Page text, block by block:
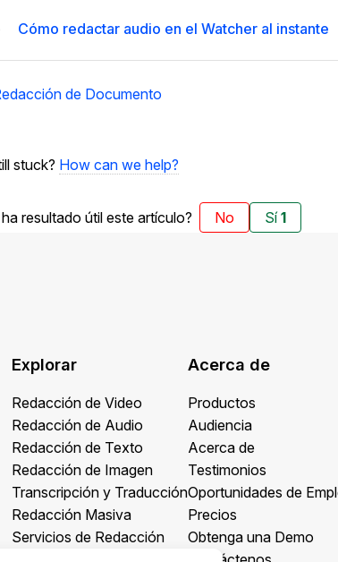
Cómo redactar audio en el Watcher al instante
de Documento
stuck? How can we help?
resultado útil este artículo? No Sí1
Explorar
Redacción de Video
Redacción de Audio
Redacción de Texto
Redacción de Imagen
Transcripción y Traducción
Redacción Masiva
Servicios de Redacción
Acerca de
Productos
Audiencia
Acerca de
Testimonios
Oportunidades de
Precios
Obtenga una Demo